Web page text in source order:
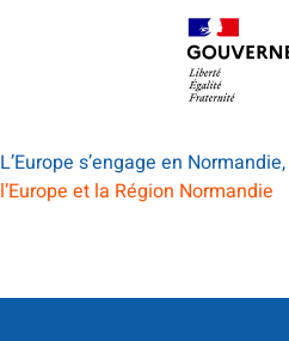
L’Europe s’engage en Normandie,
l’Europe et la Région Normandie